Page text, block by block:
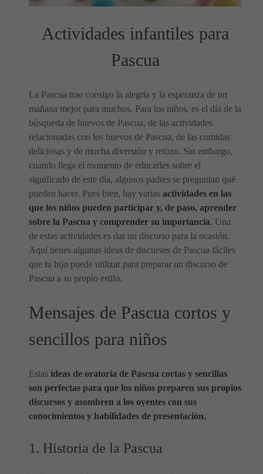
Actividades infantiles para
Pascua
La Pascua trae consigo la alegría y la esperanza de un
mañana mejor para muchos. Para los niños, es el día de la
búsqueda de huevos de Pascua, de las actividades
relacionadas con los huevos de Pascua, de las comidas
deliciosas y de mucha diversión y retozo. Sin embargo,
cuando llega el momento de educarles sobre el
significado de este día, algunos padres se preguntan qué
pueden hacer. Pues bien, hay varias actividades en las
que los niños pueden participar y, de paso, aprender
sobre la Pascua y comprender su importancia. Una
de estas actividades es dar un discurso para la ocasión.
Aquí tienes algunas ideas de discursos de Pascua fáciles
que tu hijo puede utilizar para preparar un discurso de
Pascua a su propio estilo.
Mensajes de Pascua cortos y
sencillos para niños
Estas ideas de oratoria de Pascua cortas y sencillas
son perfectas para que los niños preparen sus propios
discursos y asombren a los oyentes con sus
conocimientos y habilidades de presentación.
1. Historia de la Pascua